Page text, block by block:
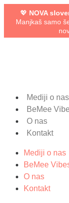
💖 NOVA
Manjkaš samo
Mediji o nas
BeMee
O nas
Kontakt
Mediji o nas
BeMee
O nas
Kontakt